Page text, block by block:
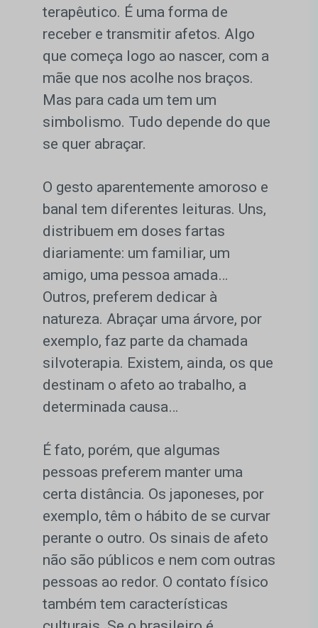
terapêutico. É uma forma de
receber e transmitir afetos. Algo
que começa logo ao nascer, com a
mãe que nos acolhe nos braços.
Mas para cada um tem um
simbolismo. Tudo depende do que
se quer abraçar.
O gesto aparentemente amoroso e
banal tem diferentes leituras. Uns,
distribuem em doses fartas
diariamente: um familiar, um
amigo, uma pessoa amada…
Outros, preferem dedicar à
natureza. Abraçar uma árvore, por
exemplo, faz parte da chamada
silvoterapia. Existem, ainda, os que
destinam o afeto ao trabalho, a
determinada causa…
É fato, porém, que algumas
pessoas preferem manter uma
certa distância. Os japoneses, por
exemplo, têm o hábito de se curvar
perante o outro. Os sinais de afeto
não são públicos e nem com outras
pessoas ao redor. O contato físico
também tem características